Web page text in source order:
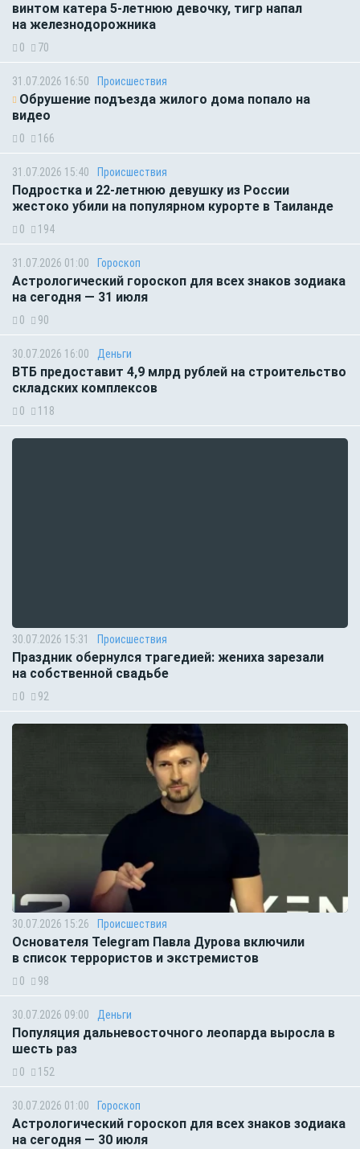
винтом катера 5-летнюю девочку, тигр напал
на железнодорожника
0 70
31.07.2026 16:50 Происшествия
Обрушение подъезда жилого дома попало на
видео
0 166
31.07.2026 15:40 Происшествия
Подростка и 22-летнюю девушку из России
жестоко убили на популярном курорте в Таиланде
0 194
31.07.2026 01:00 Гороскоп
Астрологический гороскоп для всех знаков зодиака
на сегодня — 31 июля
0 90
30.07.2026 16:00 Деньги
ВТБ предоставит 4,9 млрд рублей на строительство
складских комплексов
0 118
30.07.2026 15:31 Происшествия
Праздник обернулся трагедией: жениха зарезали
на собственной свадьбе
0 92
30.07.2026 15:26 Происшествия
Основателя Telegram Павла Дурова включили
в список террористов и экстремистов
0 98
30.07.2026 09:00 Деньги
Популяция дальневосточного леопарда выросла в
шесть раз
0 152
30.07.2026 01:00 Гороскоп
Астрологический гороскоп для всех знаков зодиака
на сегодня — 30 июля